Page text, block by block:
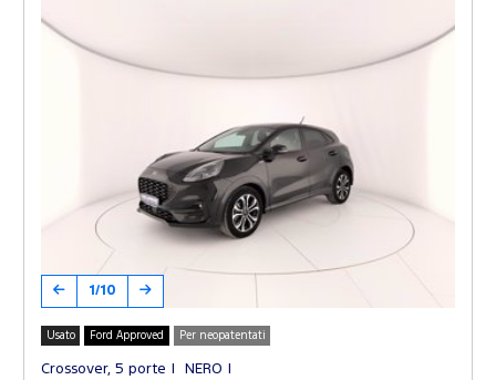
1/10
Usato Ford Approved Per neopatentati
Crossover, 5 porte
NERO